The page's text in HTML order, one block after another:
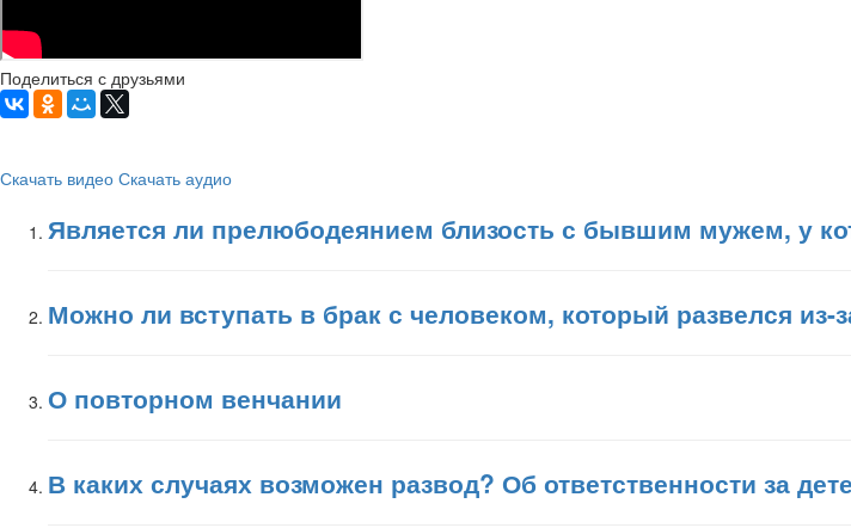
Поделиться с друзьями
Скачать видео Скачать аудио
Является ли прелюбодеянием близость с бывшим мужем, у
Можно ли вступать в брак с человеком, который развелся из-
О повторном венчании
В каких случаях возможен развод? Об ответственности за